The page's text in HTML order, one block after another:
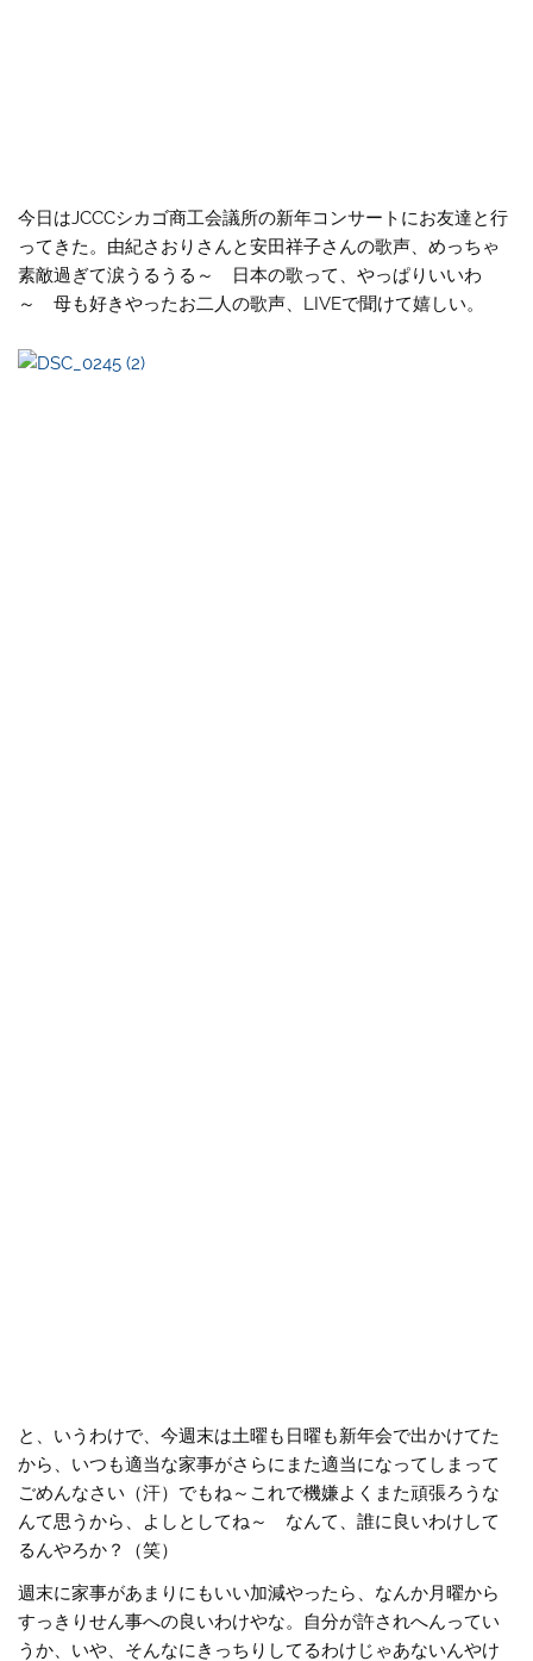
今日はJCCCシカゴ商工会議所の新年コンサートにお友達と行
ってきた。由紀さおりさんと安田祥子さんの歌声、めっちゃ
素敵過ぎて涙うるうる～ 日本の歌って、やっぱりいいわ
～ 母も好きやったお二人の歌声、LIVEで聞けて嬉しい。
と、いうわけで、今週末は土曜も日曜も新年会で出かけてた
から、いつも適当な家事がさらにまた適当になってしまって
ごめんなさい（汗）でもね～これで機嫌よくまた頑張ろうな
んて思うから、よしとしてね～ なんて、誰に良いわけして
るんやろか？（笑）
週末に家事があまりにもいい加減やったら、なんか月曜から
すっきりせん事への良いわけやな。自分が許されへんってい
うか、いや、そんなにきっちりしてるわけじゃあないんやけ